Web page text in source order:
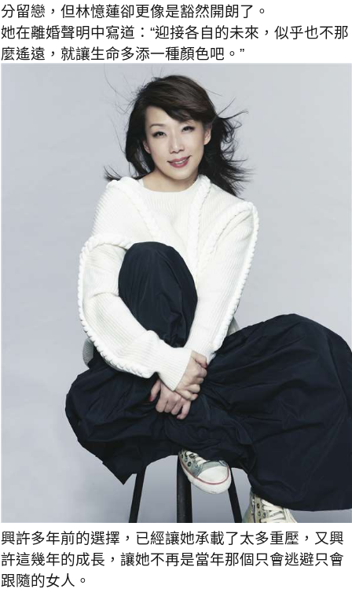
分留戀，但林憶蓮卻更像是豁然開朗了。
她在離婚聲明中寫道：“迎接各自的未來，似乎也不那
麼遙遠，就讓生命多添一種顏色吧。”
興許多年前的選擇，已經讓她承載了太多重壓，又興
許這幾年的成長，讓她不再是當年那個只會逃避只會
跟隨的女人。